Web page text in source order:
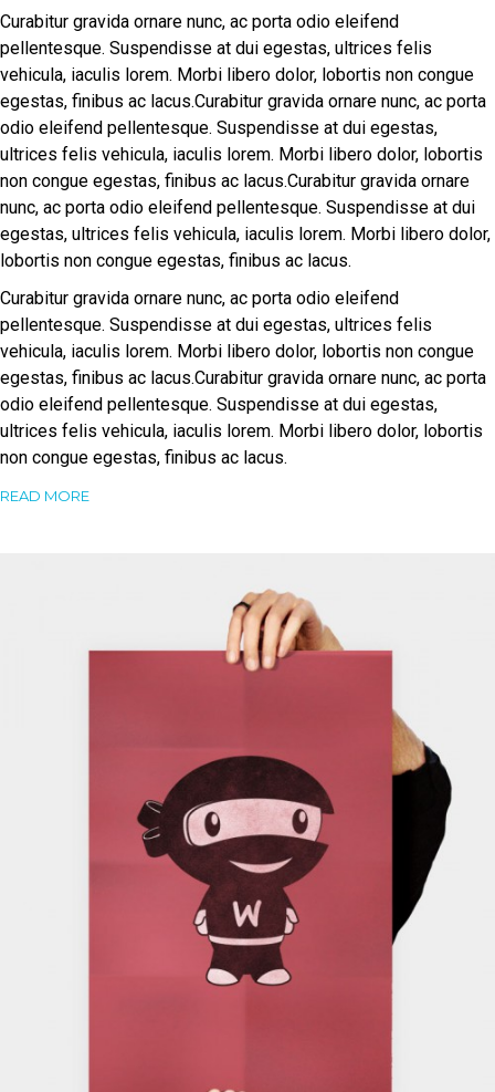
Curabitur gravida ornare nunc, ac porta odio eleifend
pellentesque. Suspendisse at dui egestas, ultrices felis
vehicula, iaculis lorem. Morbi libero dolor, lobortis non congue
egestas, finibus ac lacus.Curabitur gravida ornare nunc, ac porta
odio eleifend pellentesque. Suspendisse at dui egestas,
ultrices felis vehicula, iaculis lorem. Morbi libero dolor, lobortis
non congue egestas, finibus ac lacus.Curabitur gravida ornare
nunc, ac porta odio eleifend pellentesque. Suspendisse at dui
egestas, ultrices felis vehicula, iaculis lorem. Morbi libero dolor,
lobortis non congue egestas, finibus ac lacus.
Curabitur gravida ornare nunc, ac porta odio eleifend
pellentesque. Suspendisse at dui egestas, ultrices felis
vehicula, iaculis lorem. Morbi libero dolor, lobortis non congue
egestas, finibus ac lacus.Curabitur gravida ornare nunc, ac porta
odio eleifend pellentesque. Suspendisse at dui egestas,
ultrices felis vehicula, iaculis lorem. Morbi libero dolor, lobortis
non congue egestas, finibus ac lacus.
READ MORE